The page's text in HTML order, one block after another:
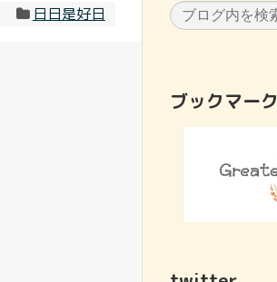
日日是好日
ブックマーク